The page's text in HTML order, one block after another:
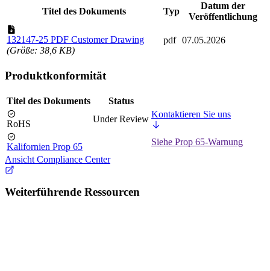
Titel des Dokuments Typ
Datum der
Veröffentlichung
132147-25 PDF Customer Drawing
(Größe: 38,6 KB)
pdf 07.05.2026
Produktkonformität
Titel des Dokuments Status
RoHS Under Review Kontaktieren Sie uns
Kalifornien Prop 65
Siehe Prop 65-Warnung
Ansicht Compliance Center
Weiterführende Ressourcen